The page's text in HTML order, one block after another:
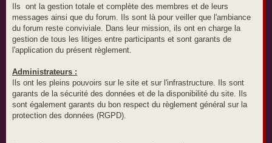
Ils ont la gestion totale et complète des membres et de leurs
messages ainsi que du forum. Ils sont là pour veiller que l'ambiance
du forum reste conviviale. Dans leur mission, ils ont en charge la
gestion de tous les litiges entre participants et sont garants de
l'application du présent règlement.
Administrateurs :
Ils ont les pleins pouvoirs sur le site et sur l'infrastructure. Ils sont
garants de la sécurité des données et de la disponibilité du site. Ils
sont également garants du bon respect du règlement général sur la
protection des données (RGPD).